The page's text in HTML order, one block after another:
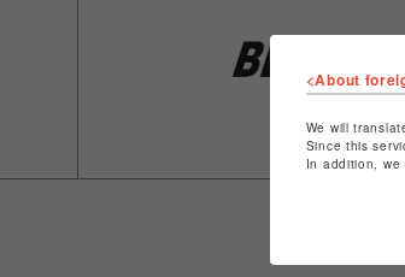
<About
We will
Since this
In addition,